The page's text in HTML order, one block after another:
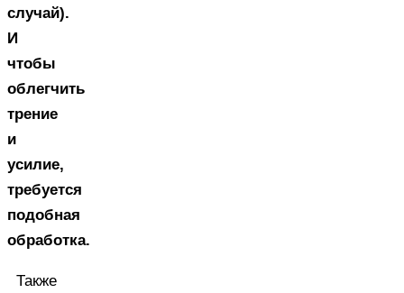
случай).
И
чтобы
облегчить
трение
и
усилие,
требуется
подобная
обработка.
Также